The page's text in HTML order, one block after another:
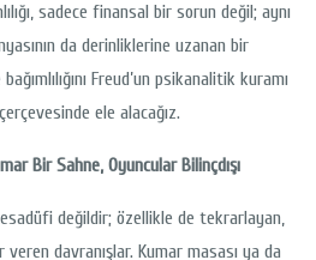
sadece finansal bir sorun değil; aynı
da derinliklerine uzanan bir
Freud’un psikanalitik kuramı
ele alacağız.
Bir Sahne, Oyuncular Bilinçdışı
değildir; özellikle de tekrarlayan,
davranışlar. Kumar masası ya da